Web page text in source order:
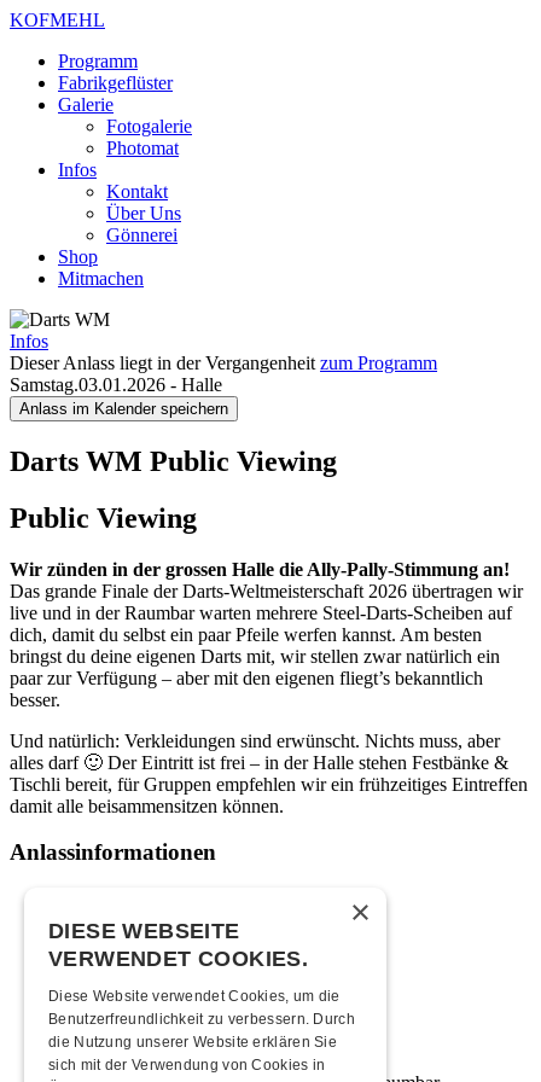
KOFMEHL
Programm
Fabrikgeflüster
Galerie
Fotogalerie
Photomat
Infos
Kontakt
Über Uns
Gönnerei
Shop
Mitmachen
Infos
Dieser Anlass liegt in der Vergangenheit zum Programm
Samstag.03.01.2026 - Halle
Anlass im Kalender speichern
Darts WM Public Viewing
Public Viewing
Wir zünden in der grossen Halle die Ally-Pally-Stimmung an!
Das grande Finale der Darts-Weltmeisterschaft 2026 übertragen wir
live und in der Raumbar warten mehrere Steel-Darts-Scheiben auf
dich, damit du selbst ein paar Pfeile werfen kannst. Am besten
bringst du deine eigenen Darts mit, wir stellen zwar natürlich ein
paar zur Verfügung – aber mit den eigenen fliegt’s bekanntlich
besser.
Und natürlich: Verkleidungen sind erwünscht. Nichts muss, aber
alles darf 🙂 Der Eintritt ist frei – in der Halle stehen Festbänke &
Tischli bereit, für Gruppen empfehlen wir ein frühzeitiges Eintreffen
damit alle beisammensitzen können.
Anlassinformationen
Zeitplan
18:30 Uhr
Türöffnung
19:00 Uhr
Beginn Live Übertragung
21:00 Uhr
Start Finale
×
DIESE WEBSEITE
VERWENDET COOKIES.
Diese Website verwendet Cookies, um die
Benutzerfreundlichkeit zu verbessern. Durch
die Nutzung unserer Website erklären Sie
sich mit der Verwendung von Cookies in